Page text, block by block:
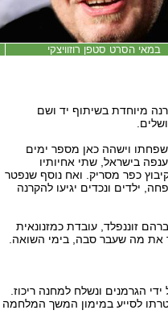
במאי הסרט סטפן רוזוויצקי
מיוחדת בשיתוף יד ושם
משפחתו וישהה כאן מספר ימים
בישראל, שתי אחיותיו
כפר מסריק. ואח נוסף שנפטר
ילדים ונכדים יגיעו להקרנה
בקולנוע סינמה בשוהם. נכדתו בת ה-17 של אברהם זוננפלד, עובדת כמזנונאית
את מה שעבר סבה, בימי השואה.
ידי הגרמנים ונשלח למחנה ריכוז.
שמטרתו לסייע במימון המשך המלחמה